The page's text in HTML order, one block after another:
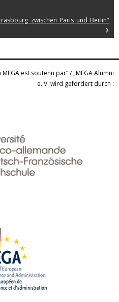
zwischen Paris und Berlin“
est soutenu par“ / „MEGA Alumni
e. V. wird gefördert durch :